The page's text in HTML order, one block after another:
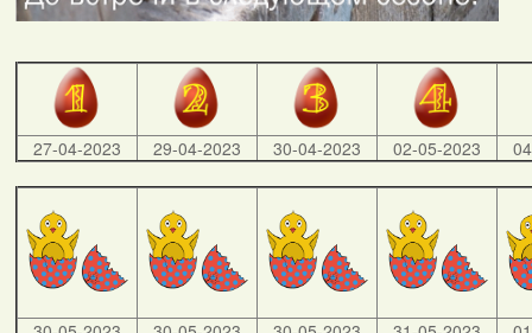
27-04-2023 29-04-2023 30-04-2023 02-05-2023